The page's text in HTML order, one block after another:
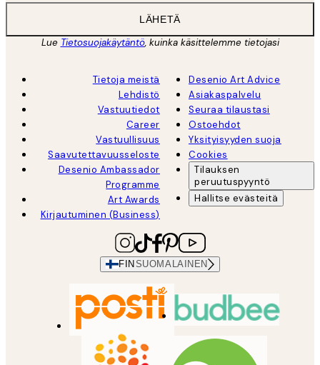
LÄHETÄ
Lue Tietosuojakäytäntö, kuinka käsittelemme tietojasi
Tietoja meistä
Lehdistö
Vastuutiedot
Career
Vastuullisuus
Saavutettavuusseloste
Desenio Ambassador
Programme
Art Awards
Kirjautuminen (Business)
Desenio Art Advice
Asiakaspalvelu
Seuraa tilaustasi
Ostoehdot
Yksityisyyden suoja
Cookies
Tilauksen
peruutuspyyntö
Hallitse evästeitä
FIN SUOMALAINEN